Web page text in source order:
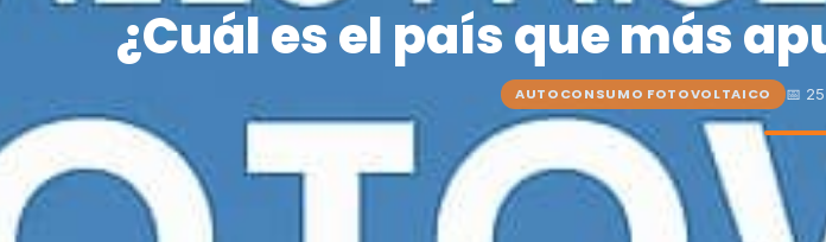
¿Cuál es el país que más
AUTOCONSUMO FOTOVOLTAICO 📅